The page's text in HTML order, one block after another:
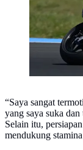
“Saya sangat
yang saya suka
Selain itu,
mendukung